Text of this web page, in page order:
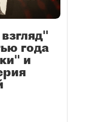
года
и